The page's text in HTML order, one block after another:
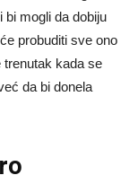
mogli da dobiju
probuditi sve ono
kada se
da bi donela